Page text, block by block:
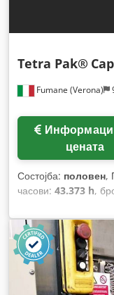
Fumane (Verona)
Tetra Pak®
цената
Состојба: половен,
часови: 43.373 h,